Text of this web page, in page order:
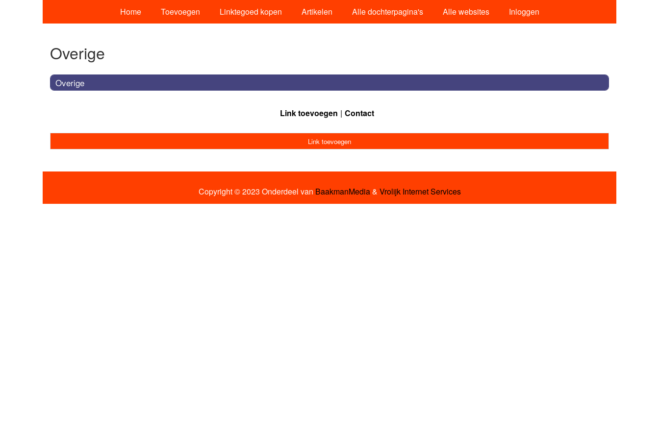
Home Toevoegen Linktegoed kopen Artikelen Alle dochterpagina's Alle websites Inloggen
Overige
Overige
Link toevoegen Contact
Link toevoegen
Copyright © 2023 Onderdeel van BaakmanMedia& Vrolijk Internet Services